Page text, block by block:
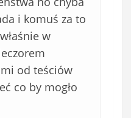
i komuś za to
w
od teściów
co by mogło